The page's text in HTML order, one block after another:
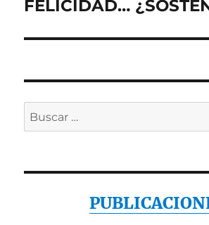
FELICIDAD…
Buscar
por: